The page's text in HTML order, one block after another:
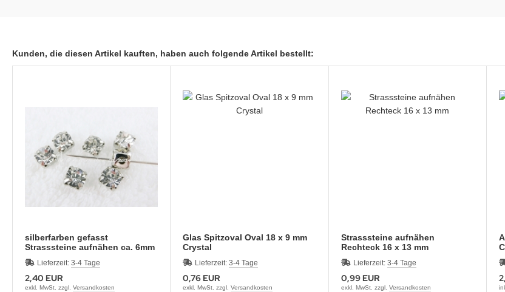
Kunden, die diesen Artikel kauften, haben auch folgende Artikel bestellt:
silberfarben gefasst
Strasssteine aufnähen ca. 6mm
Lieferzeit: 3-4 Tage
2,40 EUR
exkl. MwSt. zzgl. Versandkosten
Glas Spitzoval Oval 18 x 9 mm
Crystal
Lieferzeit:3-4 Tage
0,76 EUR
exkl. MwSt. zzgl.Versandkosten
Strasssteine aufnähen
Rechteck 16 x 13 mm
Lieferzeit: 3-4 Tage
0,99 EUR
exkl. MwSt. zzgl. Versandkosten